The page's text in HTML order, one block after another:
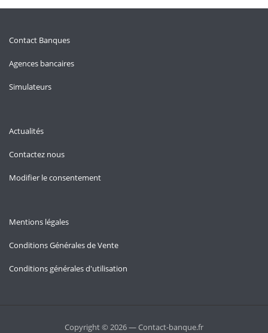
Contact Banques
Agences bancaires
Simulateurs
Actualités
Contactez nous
Modifier le consentement
Mentions légales
Conditions Générales de Vente
Conditions générales d'utilisation
Copyright © 2026 — Contact-banque.fr